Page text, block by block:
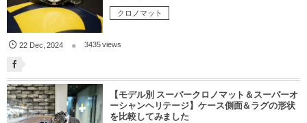
クロノマット
22 Dec ,2024 3435 views
【モデル別 スーパークロノマット＆スーパーオ
ーシャンヘリテージ】ケース側面＆ラグの形状
を比較してみました